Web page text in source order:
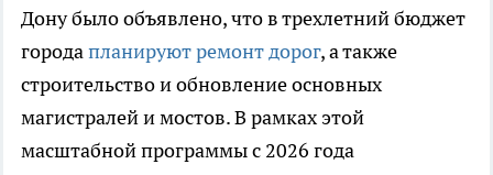
Дону было объявлено, что в трехлетний бюджет
городапланируют ремонт дорог, а также
строительство и обновление основных
магистралей и мостов. В рамках этой
масштабной программы с 2026 года